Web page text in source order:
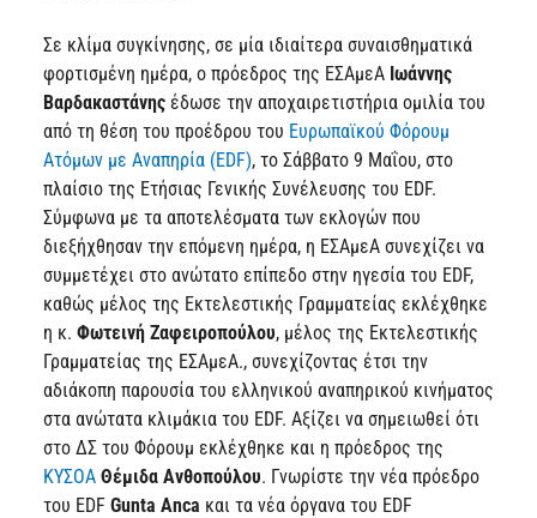
Σε κλίμα συγκίνησης, σε μία ιδιαίτερα συναισθηματικά
φορτισμένη ημέρα, ο πρόεδρος της ΕΣΑμεΑ Ιωάννης
Βαρδακαστάνης έδωσε την αποχαιρετιστήρια ομιλία του
από τη θέση του προέδρου του Ευρωπαϊκού Φόρουμ
Ατόμων με Αναπηρία (EDF), το Σάββατο 9 Μαΐου, στο
πλαίσιο της Ετήσιας Γενικής Συνέλευσης του EDF.
Σύμφωνα με τα αποτελέσματα των εκλογών που
διεξήχθησαν την επόμενη ημέρα, η ΕΣΑμεΑ συνεχίζει να
συμμετέχει στο ανώτατο επίπεδο στην ηγεσία του EDF,
καθώς μέλος της Εκτελεστικής Γραμματείας εκλέχθηκε
η κ. Φωτεινή Ζαφειροπούλου, μέλος της Εκτελεστικής
Γραμματείας της ΕΣΑμεΑ., συνεχίζοντας έτσι την
αδιάκοπη παρουσία του ελληνικού αναπηρικού κινήματος
στα ανώτατα κλιμάκια του EDF. Αξίζει να σημειωθεί ότι
στο ΔΣ του Φόρουμ εκλέχθηκε και η πρόεδρος της
ΚΥΣΟΑ Θέμιδα Ανθοπούλου. Γνωρίστε την νέα πρόεδρο
του EDF Gunta Anca και τα νέα όργανα του EDF